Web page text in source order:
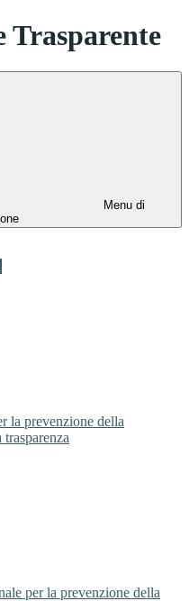
Menu di
la prevenzione della
per la prevenzione della